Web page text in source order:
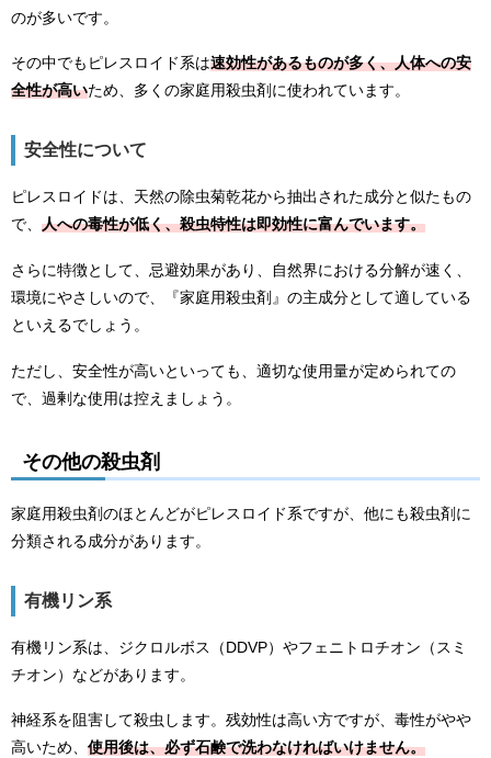
のが多いです。
その中でもピレスロイド系は速効性があるものが多く、人体への安
全性が高いため、多くの家庭用殺虫剤に使われています。
安全性について
ピレスロイドは、天然の除虫菊乾花から抽出された成分と似たもの
で、 人への毒性が低く、殺虫特性は即効性に富んでいます。
さらに特徴として、忌避効果があり、自然界における分解が速く、
環境にやさしいので、『家庭用殺虫剤』の主成分として適している
といえるでしょう。
ただし、安全性が高いといっても、適切な使用量が定められての
で、過剰な使用は控えましょう。
その他の殺虫剤
家庭用殺虫剤のほとんどがピレスロイド系ですが、他にも殺虫剤に
分類される成分があります。
有機リン系
有機リン系は、ジクロルボス（DDVP）やフェニトロチオン（スミ
チオン）などがあります。
神経系を阻害して殺虫します。残効性は高い方ですが、毒性がやや
高いため、 使用後は、必ず石鹸で洗わなければいけません。